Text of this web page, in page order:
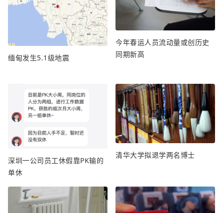
缅甸发生5.1级地震
今年春运人员流动量或创历史
同期新高
深圳一公司员工休假靠PK输的
单休
清华大学拟退学两名博士